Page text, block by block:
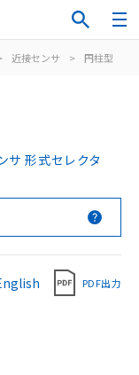
近接センサ > 円柱型
サ 形式セレクタ
PDF出力